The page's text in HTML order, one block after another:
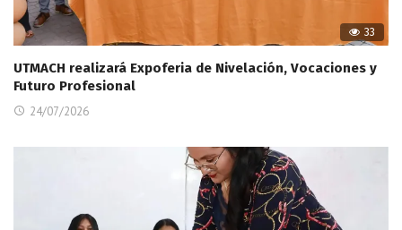
33
UTMACH realizará Expoferia de Nivelación, Vocaciones y
Futuro Profesional
24/07/2026